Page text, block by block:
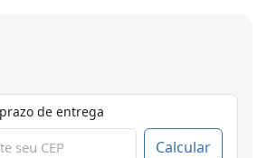
de entrega
Calcular